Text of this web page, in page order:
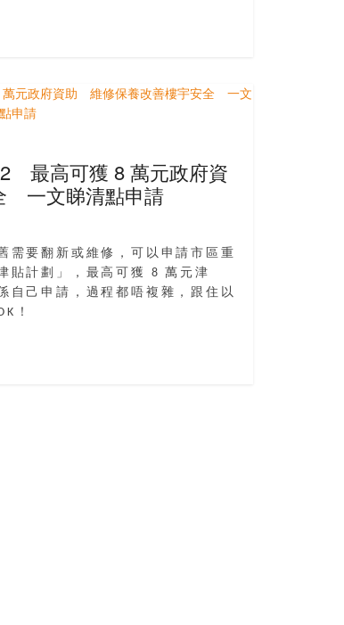
最高可獲 8 萬元政府資
一文睇清點申請
需要翻新或維修，可以申請市區重
貼計劃」，最高可獲 8 萬元津
自己申請，過程都唔複雜，跟住以
！